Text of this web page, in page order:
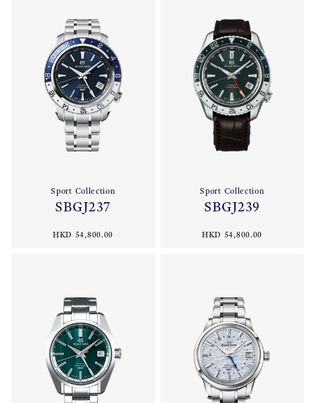
Sport Collection
SBGJ237
HKD 54,800.00
Sport Collection
SBGJ239
HKD 54,800.00